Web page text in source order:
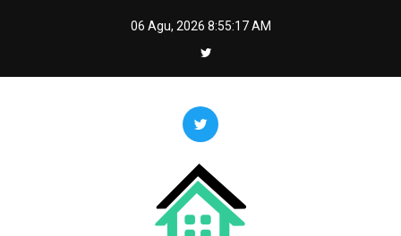
06 Agu, 2026 8:55:18 AM